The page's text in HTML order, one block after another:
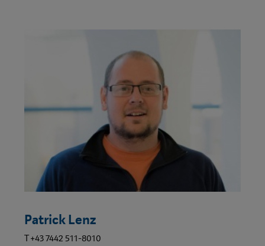
Patrick Lenz
T +43 7442 511-8010